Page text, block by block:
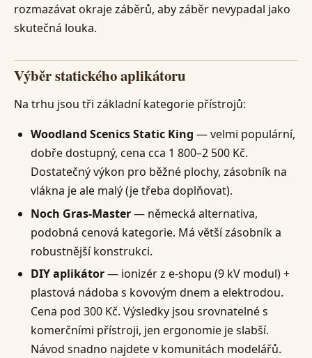
rozmazávat okraje záběrů, aby záběr nevypadal jako
skutečná louka.
Výběr statického aplikátoru
Na trhu jsou tři základní kategorie přístrojů:
Woodland Scenics Static King — velmi populární,
dobře dostupný, cena cca 1 800–2 500 Kč.
Dostatečný výkon pro běžné plochy, zásobník na
vlákna je ale malý (je třeba doplňovat).
Noch Gras-Master— německá alternativa,
podobná cenová kategorie. Má větší zásobník a
robustnější konstrukci.
DIY aplikátor— ionizér z e-shopu (9 kV modul) +
plastová nádoba s kovovým dnem a elektrodou.
Cena pod 300 Kč. Výsledky jsou srovnatelné s
komerčními přístroji, jen ergonomie je slabší.
Návod snadno najdete v komunitách modelářů.